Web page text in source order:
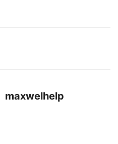
maxwelhelp